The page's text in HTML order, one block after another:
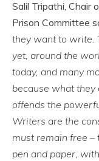
Salil Tripathi, Chair
Prison Committee
they want to write.
yet, around the
today, and many
because what they
offends the
Writers are the
must remain free
pen and paper,